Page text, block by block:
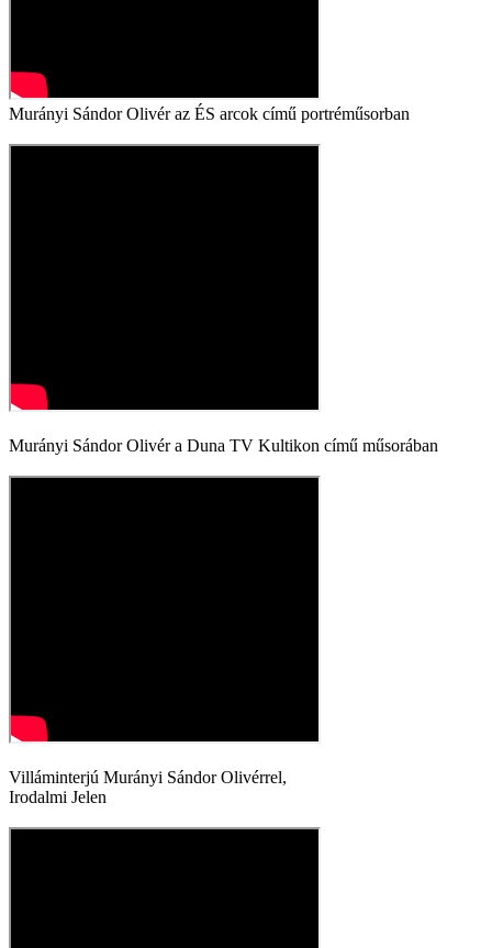
Murányi Sándor Olivér az ÉS arcok című portréműsorban
Murányi Sándor Olivér a Duna TV Kultikon című műsorában
Villáminterjú Murányi Sándor Olivérrel,
Irodalmi Jelen